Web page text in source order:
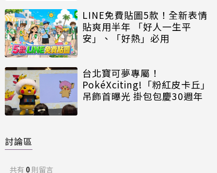
LINE免費貼圖5款！全新表情
貼爽用半年 「好人一生平
安」、「好熱」必用
台北寶可夢專屬！
PokéXciting!「粉紅皮卡丘」
吊飾首曝光 掛包包慶30週年
討論區
共有 0則留言